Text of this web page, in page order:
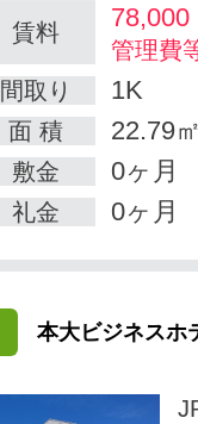
賃料 78,000
管理費
間取り
1K
面 積 22.79㎡
敷金 0ヶ月
礼金 0ヶ月
本大ビジネスホ